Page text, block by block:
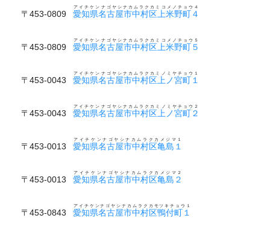
〒453-0809 愛知県名古屋市中村区上米野町４
アイチケンナゴヤシナカムラクカミコメノチョウ４
〒453-0809 愛知県名古屋市中村区上米野町５
アイチケンナゴヤシナカムラクカミコメノチョウ５
〒453-0043 愛知県名古屋市中村区上ノ宮町１
アイチケンナゴヤシナカムラクカミノミヤチョウ１
〒453-0043 愛知県名古屋市中村区上ノ宮町２
アイチケンナゴヤシナカムラクカミノミヤチョウ２
〒453-0013 愛知県名古屋市中村区亀島１
アイチケンナゴヤシナカムラクカメジマ１
〒453-0013 愛知県名古屋市中村区亀島２
アイチケンナゴヤシナカムラクカメジマ２
〒453-0843 愛知県名古屋市中村区鴨付町１
アイチケンナゴヤシナカムラクカモツキチョウ１